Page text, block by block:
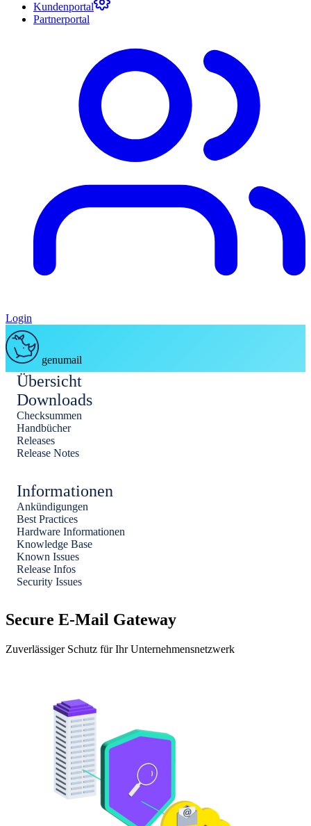
Kundenportal
Partnerportal
Login
genumail
Übersicht
Downloads
Checksummen
Handbücher
Releases
Release Notes
Informationen
Ankündigungen
Best Practices
Hardware Informationen
Knowledge Base
Known Issues
Release Infos
Security Issues
Secure E-Mail Gateway
Zuverlässiger Schutz für Ihr Unternehmensnetzwerk